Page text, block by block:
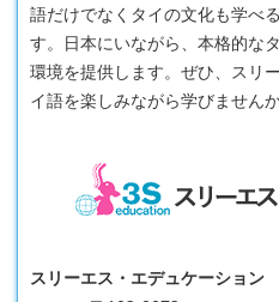
語だけでなくタイの文化も学べ
す。日本にいながら、本格的な
環境を提供します。ぜひ、スリ
イ語を楽しみながら学びませんか
スリーエス・エデュケーション